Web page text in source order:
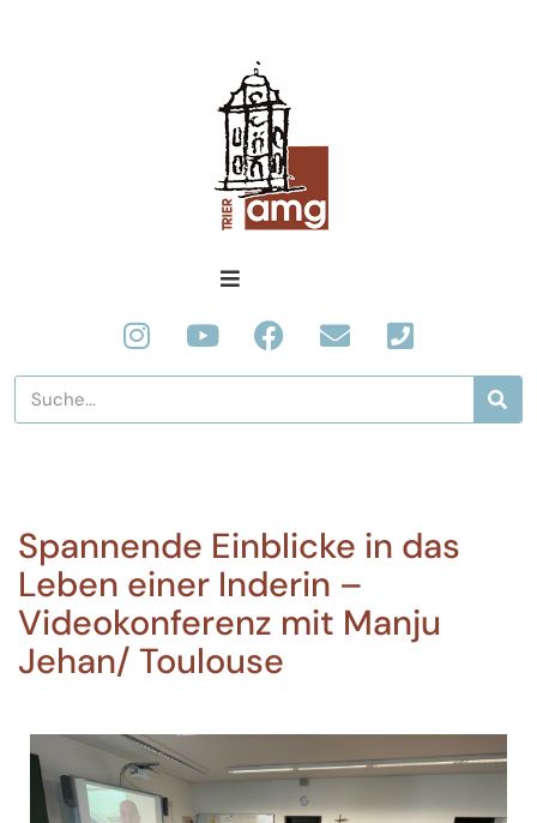
Spannende Einblicke in das
Leben einer Inderin –
Videokonferenz mit Manju
Jehan/ Toulouse